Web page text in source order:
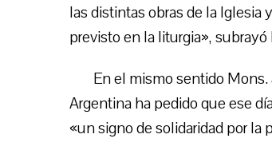
las distintas obras de la Iglesia
previsto en la liturgia»,
En el mismo sentido
Argentina ha pedido que ese
«un signo de solidaridad por la